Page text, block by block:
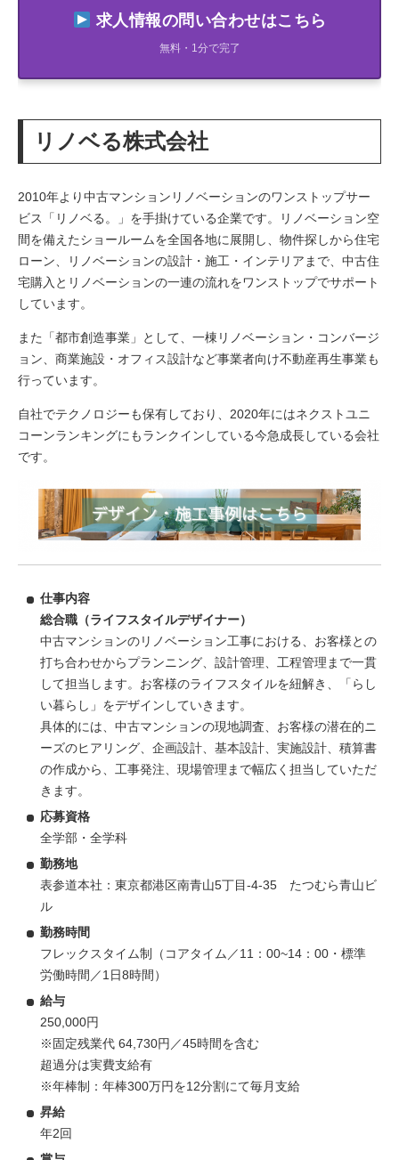
求人情報の問い合わせはこちら
無料・1分で完了
リノベる株式会社
2010年より中古マンションリノベーションのワンストップサー
ビス「リノベる。」を手掛けている企業です。リノベーション空
間を備えたショールームを全国各地に展開し、物件探しから住宅
ローン、リノベーションの設計・施工・インテリアまで、中古住
宅購入とリノベーションの一連の流れをワンストップでサポート
しています。
また「都市創造事業」として、一棟リノベーション・コンバージ
ョン、商業施設・オフィス設計など事業者向け不動産再生事業も
行っています。
自社でテクノロジーも保有しており、2020年にはネクストユニ
コーンランキングにもランクインしている今急成長している会社
です。
仕事内容
総合職（ライフスタイルデザイナー）
中古マンションのリノベーション工事における、お客様との
打ち合わせからプランニング、設計管理、工程管理まで一貫
して担当します。お客様のライフスタイルを紐解き、「らし
い暮らし」をデザインしていきます。
具体的には、中古マンションの現地調査、お客様の潜在的ニ
ーズのヒアリング、企画設計、基本設計、実施設計、積算書
の作成から、工事発注、現場管理まで幅広く担当していただ
きます。
応募資格
全学部・全学科
勤務地
表参道本社：東京都港区南青山5丁目‐4‐35 たつむら青山ビ
ル
勤務時間
フレックスタイム制（コアタイム／11：00~14：00・標準
労働時間／1日8時間）
給与
250,000円
※固定残業代 64,730円／45時間を含む
超過分は実費支給有
※年棒制：年棒300万円を12分割にて毎月支給
昇給
年2回